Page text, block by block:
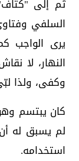
ثم إلى
السلفي
يرى الواجب
النهار، لا
وكفى، ولذا
كان يبتسم
لم يسبق له
استخدامه.